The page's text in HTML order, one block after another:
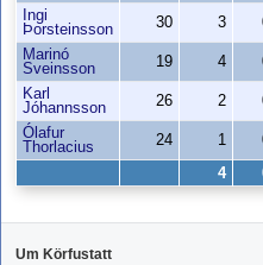
Ingi
Þorsteinsson
30 3
Marinó
Sveinsson
19 4
Karl
Jóhannsson
26 2
Ólafur
Thorlacius
24 1
4
Um Körfustatt